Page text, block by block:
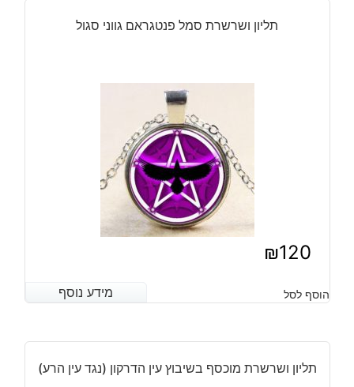
תליון ושרשרת סמל פנטגראם גווני סגול
₪120
מידע נוסף הוסף לסל מידע נוסף
תליון ושרשרת מוכסף בשיבוץ עין הדרקון (נגד עין הרע)